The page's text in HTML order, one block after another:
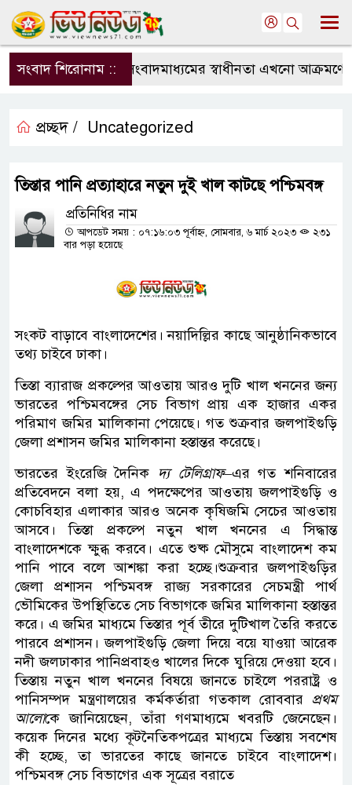
সংবাদ শিরোনাম ::সংবাদমাধ্যমের স্বাধীনতা এখনো আক্রমণের
প্রচ্ছদ / Uncategorized
তিস্তার পানি প্রত্যাহারে নতুন দুই খাল কাটছে পশ্চিমবঙ্গ
প্রতিনিধির নাম
আপডেট সময় : ০৭:১৬:০৩ পূর্বাহ্ন, সোমবার, ৬ মার্চ ২০২৩
২৩১
বার পড়া হয়েছে
সংকট বাড়াবে বাংলাদেশের। নয়াদিল্লির কাছে আনুষ্ঠানিকভাবে
তথ্য চাইবে ঢাকা।
তিস্তা ব্যারাজ প্রকল্পের আওতায় আরও দুটি খাল খননের জন্য
ভারতের পশ্চিমবঙ্গের সেচ বিভাগ প্রায় এক হাজার একর
পরিমাণ জমির মালিকানা পেয়েছে। গত শুক্রবার জলপাইগুড়ি
জেলা প্রশাসন জমির মালিকানা হস্তান্তর করেছে।
ভারতের ইংরেজি দৈনিক দ্য টেলিগ্রাফ–এর গত শনিবারের
প্রতিবেদনে বলা হয়, এ পদক্ষেপের আওতায় জলপাইগুড়ি ও
কোচবিহার এলাকার আরও অনেক কৃষিজমি সেচের আওতায়
আসবে। তিস্তা প্রকল্পে নতুন খাল খননের এ সিদ্ধান্ত
বাংলাদেশকে ক্ষুব্ধ করবে। এতে শুষ্ক মৌসুমে বাংলাদেশ কম
পানি পাবে বলে আশঙ্কা করা হচ্ছে।শুক্রবার জলপাইগুড়ির
জেলা প্রশাসন পশ্চিমবঙ্গ রাজ্য সরকারের সেচমন্ত্রী পার্থ
ভৌমিকের উপস্থিতিতে সেচ বিভাগকে জমির মালিকানা হস্তান্তর
করে। এ জমির মাধ্যমে তিস্তার পূর্ব তীরে দুটিখাল তৈরি করতে
পারবে প্রশাসন। জলপাইগুড়ি জেলা দিয়ে বয়ে যাওয়া আরেক
নদী জলঢাকার পানিপ্রবাহও খালের দিকে ঘুরিয়ে দেওয়া হবে।
তিস্তায় নতুন খাল খননের বিষয়ে জানতে চাইলে পররাষ্ট্র ও
পানিসম্পদ মন্ত্রণালয়ের কর্মকর্তারা গতকাল রোববার প্রথম
আলোকে জানিয়েছেন, তাঁরা গণমাধ্যমে খবরটি জেনেছেন।
কয়েক দিনের মধ্যে কূটনৈতিকপত্রের মাধ্যমে তিস্তায় সবশেষ
কী হচ্ছে, তা ভারতের কাছে জানতে চাইবে বাংলাদেশ।
পশ্চিমবঙ্গ সেচ বিভাগের এক সূত্রের বরাতে